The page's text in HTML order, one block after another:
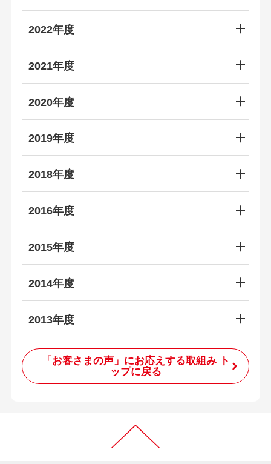
2022年度
2021年度
2020年度
2019年度
2018年度
2016年度
2015年度
2014年度
2013年度
「お客さまの声」にお応えする取組み ト
ップに戻る